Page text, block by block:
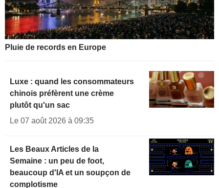
Pluie de records en Europe
Luxe : quand les consommateurs
chinois préfèrent une crème
plutôt qu'un sac
Le 07 août 2026 à 09:35
Les Beaux Articles de la
Semaine : un peu de foot,
beaucoup d'IA et un soupçon de
complotisme